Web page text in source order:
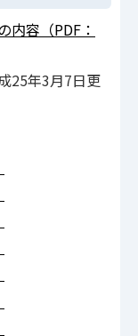
内容（PDF：
25年3月7日更